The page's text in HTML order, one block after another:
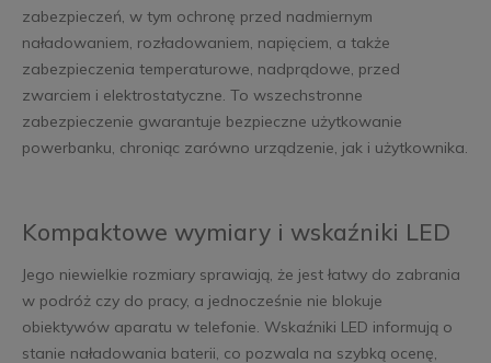
zabezpieczeń, w tym ochronę przed nadmiernym
naładowaniem, rozładowaniem, napięciem, a także
zabezpieczenia temperaturowe, nadprądowe, przed
zwarciem i elektrostatyczne. To wszechstronne
zabezpieczenie gwarantuje bezpieczne użytkowanie
powerbanku, chroniąc zarówno urządzenie, jak i użytkownika.
Kompaktowe wymiary i wskaźniki LED
Jego niewielkie rozmiary sprawiają, że jest łatwy do zabrania
w podróż czy do pracy, a jednocześnie nie blokuje
obiektywów aparatu w telefonie. Wskaźniki LED informują o
stanie naładowania baterii, co pozwala na szybką ocenę,